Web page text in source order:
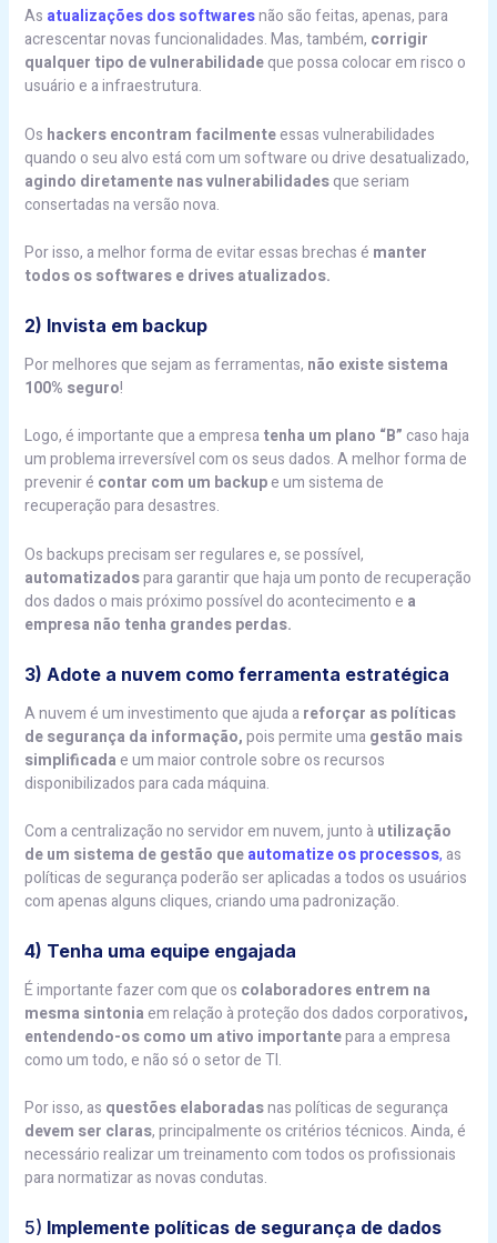
As atualizações dos softwaresnão são feitas, apenas, para
acrescentar novas funcionalidades. Mas, também, corrigir
qualquer tipo de vulnerabilidadeque possa colocar em risco o
usuário e a infraestrutura.
Os hackers encontram facilmenteessas vulnerabilidades
quando o seu alvo está com um software ou drive desatualizado,
agindo diretamente nas vulnerabilidadesque seriam
consertadas na versão nova.
Por isso, a melhor forma de evitar essas brechas é manter
todos os softwares e drives atualizados.
2) Invista em backup
Por melhores que sejam as ferramentas, não existe sistema
100% seguro!
Logo, é importante que a empresa tenha um plano “B”caso haja
um problema irreversível com os seus dados. A melhor forma de
prevenir é contar com um backupe um sistema de
recuperação para desastres.
Os backups precisam ser regulares e, se possível,
automatizadospara garantir que haja um ponto de recuperação
dos dados o mais próximo possível do acontecimento e a
empresa não tenha grandes perdas.
3) Adote a nuvem como ferramenta estratégica
A nuvem é um investimento que ajuda a reforçar as políticas
de segurança da informação,pois permite uma gestão mais
simplificadae um maior controle sobre os recursos
disponibilizados para cada máquina.
Com a centralização no servidor em nuvem, junto à utilização
de um sistema de gestão queautomatize os processos, as
políticas de segurança poderão ser aplicadas a todos os usuários
com apenas alguns cliques, criando uma padronização.
4) Tenha uma equipe engajada
É importante fazer com que os colaboradores entrem na
mesma sintoniaem relação à proteção dos dados corporativos,
entendendo-os como um ativo importantepara a empresa
como um todo, e não só o setor de TI.
Por isso, as questões elaboradasnas políticas de segurança
devem ser claras, principalmente os critérios técnicos. Ainda, é
necessário realizar um treinamento com todos os profissionais
para normatizar as novas condutas.
5) Implemente políticas de segurança de dados